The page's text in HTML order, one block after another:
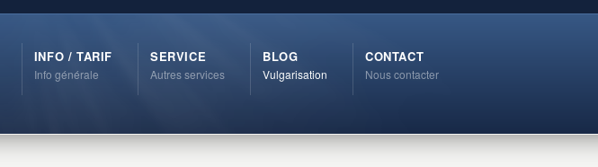
INFO / TARIF
Info générale
SERVICE
Autres services
BLOG
Vulgarisation
CONTACT
Nous contacter